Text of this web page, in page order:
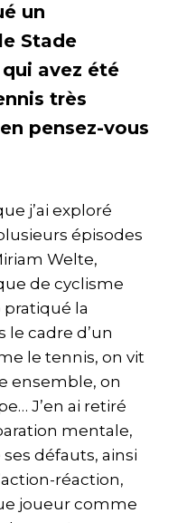
un
Stade
avez été
très
pensez-vous
j’ai exploré
épisodes
Welte,
de cyclisme
pratiqué la
le cadre d’un
le tennis, on vit
ensemble, on
J’en ai retiré
mentale,
défauts, ainsi
réaction,
joueur comme